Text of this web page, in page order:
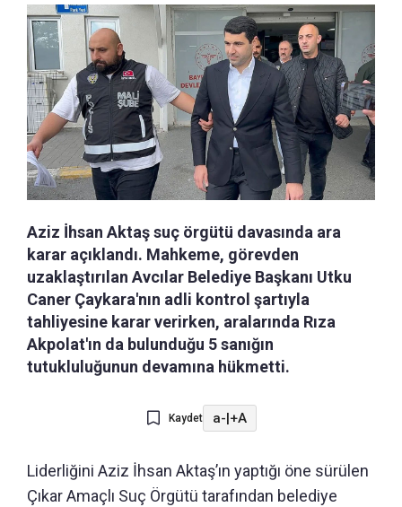
Aziz İhsan Aktaş suç örgütü davasında ara
karar açıklandı. Mahkeme, görevden
uzaklaştırılan Avcılar Belediye Başkanı Utku
Caner Çaykara'nın adli kontrol şartıyla
tahliyesine karar verirken, aralarında Rıza
Akpolat'ın da bulunduğu 5 sanığın
tutukluluğunun devamına hükmetti.
Kaydet a-|+A
Liderliğini Aziz İhsan Aktaş’ın yaptığı öne sürülen
Çıkar Amaçlı Suç Örgütü tarafından belediye